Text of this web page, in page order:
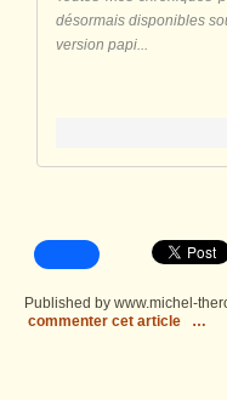
désormais disponibles
version papi...
Published by www.michel-
commenter cet article
…